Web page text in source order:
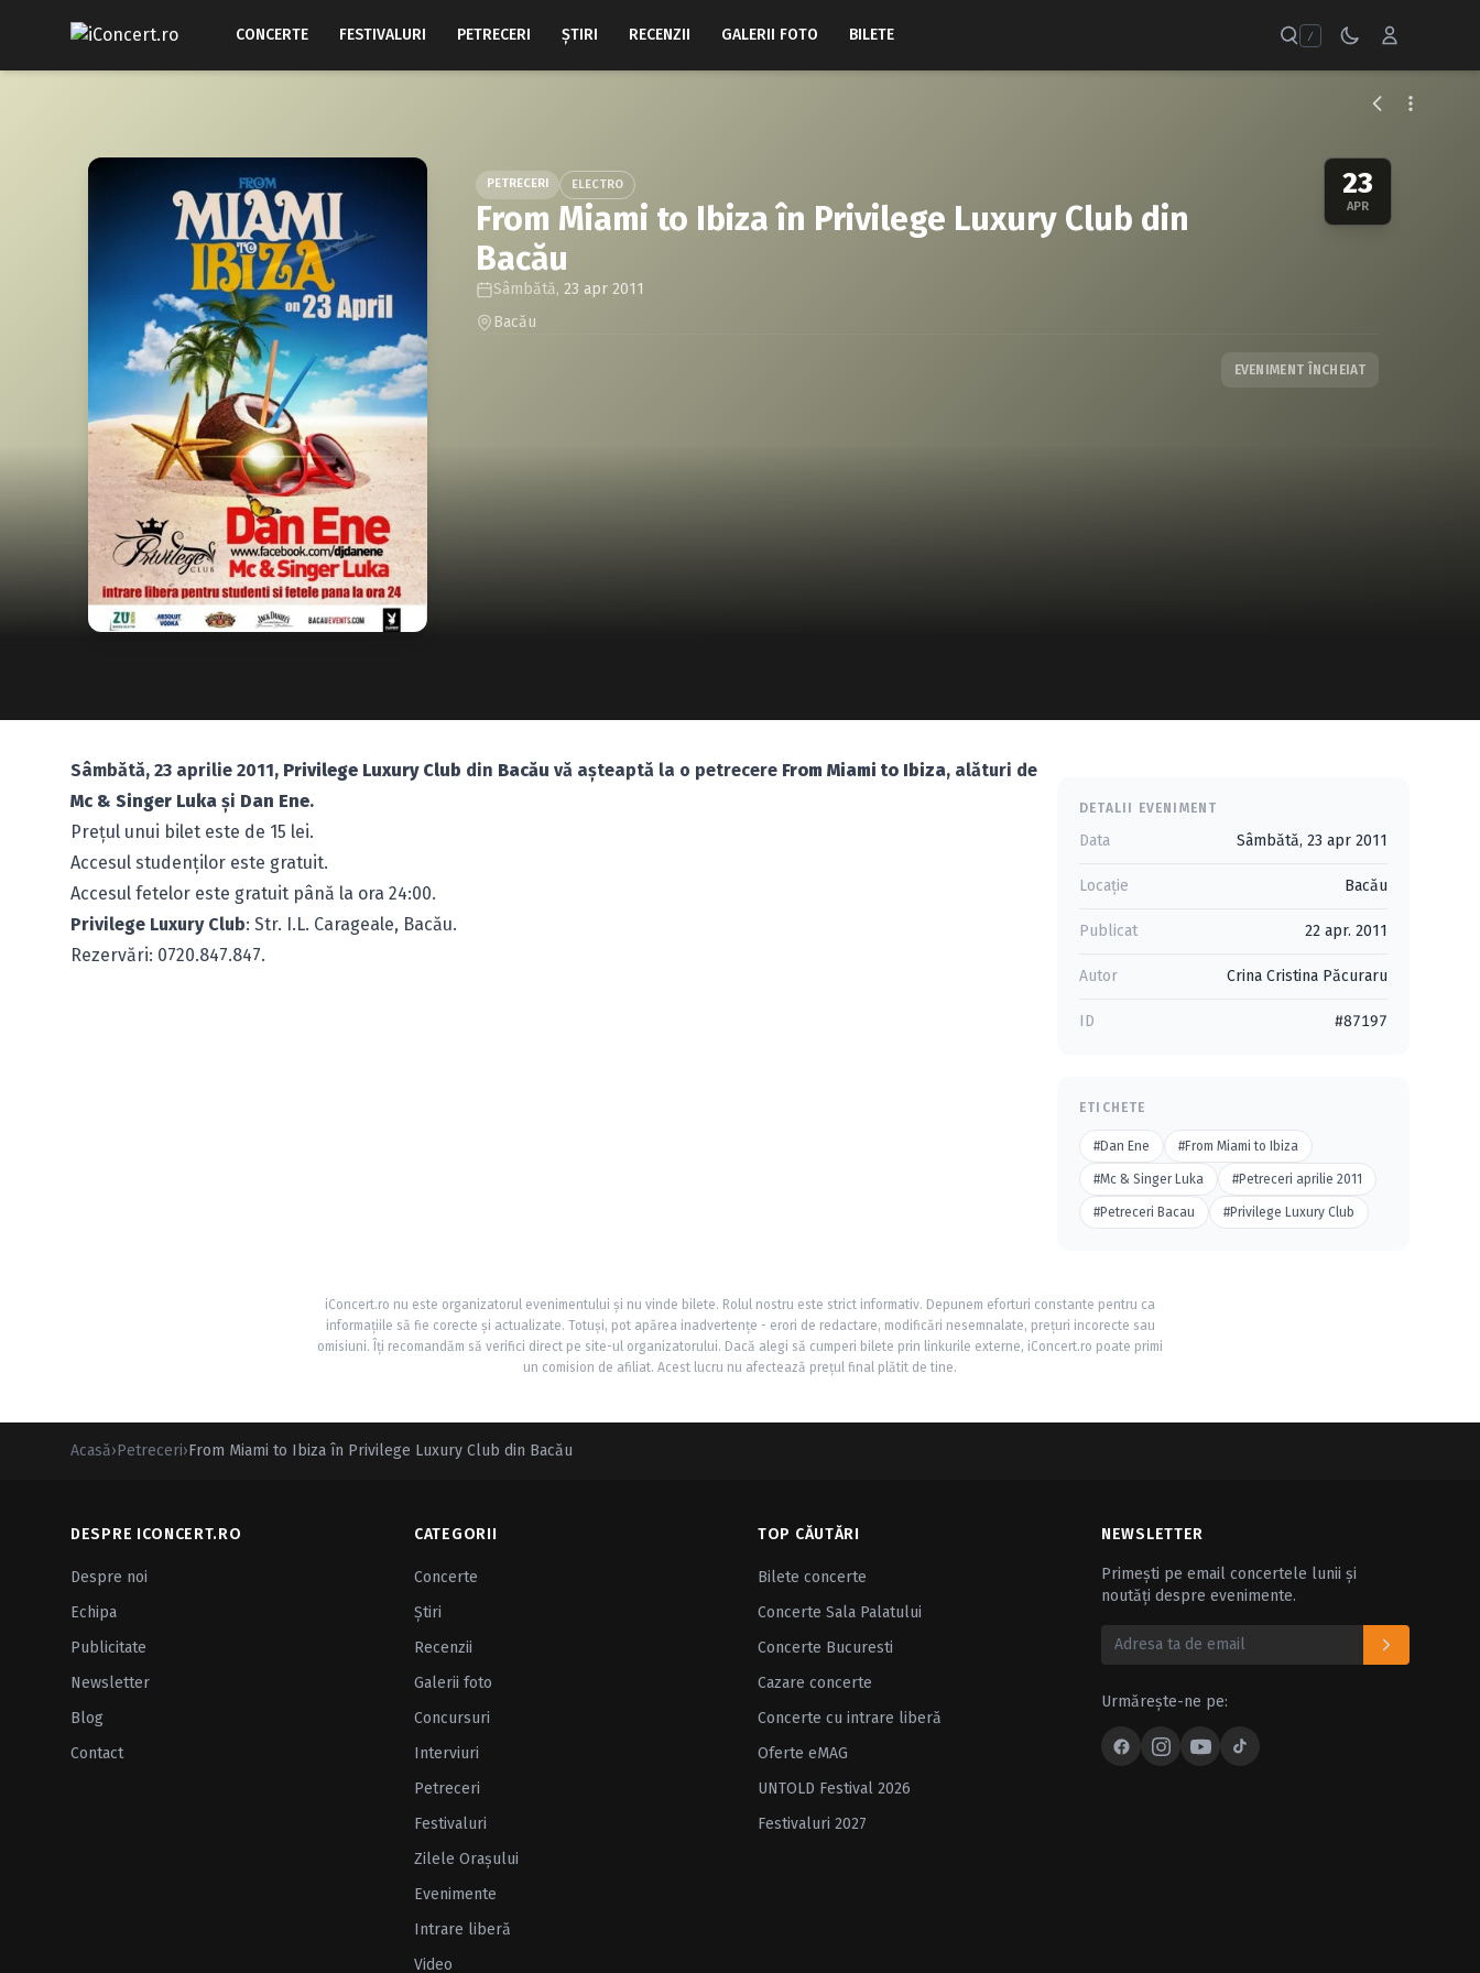
CONCERTE FESTIVALURI PETRECERI ŞTIRI RECENZII GALERII FOTO BILETE /
23
APR
PETRECERI ELECTRO
From Miami to Ibiza în Privilege Luxury Club din
Bacău
Sâmbătă, 23 apr 2011
Bacău
EVENIMENT ÎNCHEIAT
Sâmbătă, 23 aprilie 2011, Privilege Luxury Club din Bacău vă aşteaptă la o petrecere From Miami to Ibiza, alături de
Mc & Singer Luka şi Dan Ene.
Preţul unui bilet este de 15 lei.
Accesul studenţilor este gratuit.
Accesul fetelor este gratuit până la ora 24:00.
Privilege Luxury Club: Str. I.L. Carageale, Bacău.
Rezervări: 0720.847.847.
DETALII EVENIMENT
Data Sâmbătă, 23 apr 2011
Locație Bacău
Publicat 22 apr. 2011
Autor Crina Cristina Păcuraru
ID #87197
ETICHETE
#Dan Ene #From Miami to Ibiza
#Mc & Singer Luka #Petreceri aprilie 2011
#Petreceri Bacau #Privilege Luxury Club
iConcert.ro nu este organizatorul evenimentului și nu vinde bilete. Rolul nostru este strict informativ. Depunem eforturi constante pentru ca
informațiile să fie corecte și actualizate. Totuși, pot apărea inadvertențe - erori de redactare, modificări nesemnalate, prețuri incorecte sau
omisiuni. Îți recomandăm să verifici direct pe site-ul organizatorului. Dacă alegi să cumperi bilete prin linkurile externe, iConcert.ro poate primi
un comision de afiliat. Acest lucru nu afectează prețul final plătit de tine.
Acasă›Petreceri›From Miami to Ibiza în Privilege Luxury Club din Bacău
DESPRE ICONCERT.RO
Despre noi
Echipa
Publicitate
Newsletter
Blog
Contact
CATEGORII
Concerte
Ştiri
Recenzii
Galerii foto
Concursuri
Interviuri
Petreceri
Festivaluri
Zilele Oraşului
Evenimente
Intrare liberă
Video
TOP CĂUTĂRI
Bilete concerte
Concerte Sala Palatului
Concerte Bucuresti
Cazare concerte
Concerte cu intrare liberă
Oferte eMAG
UNTOLD Festival 2026
Festivaluri 2027
NEWSLETTER
Primești pe email concertele lunii și
noutăți despre evenimente.
Urmărește-ne pe: